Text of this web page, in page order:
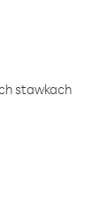
stawkach